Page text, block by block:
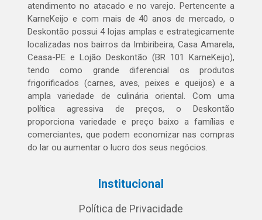
atendimento no atacado e no varejo. Pertencente a
KarneKeijo e com mais de 40 anos de mercado, o
Deskontão possui 4 lojas amplas e estrategicamente
localizadas nos bairros da Imbiribeira, Casa Amarela,
Ceasa-PE e Lojão Deskontão (BR 101 KarneKeijo),
tendo como grande diferencial os produtos
frigorificados (carnes, aves, peixes e queijos) e a
ampla variedade de culinária oriental. Com uma
política agressiva de preços, o Deskontão
proporciona variedade e preço baixo a famílias e
comerciantes, que podem economizar nas compras
do lar ou aumentar o lucro dos seus negócios.
Institucional
Política de Privacidade